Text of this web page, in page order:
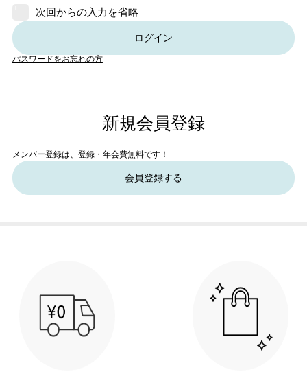
次回からの入力を省略
ログイン
パスワードをお忘れの方
新規会員登録
メンバー登録は、登録・年会費無料です！
会員登録する